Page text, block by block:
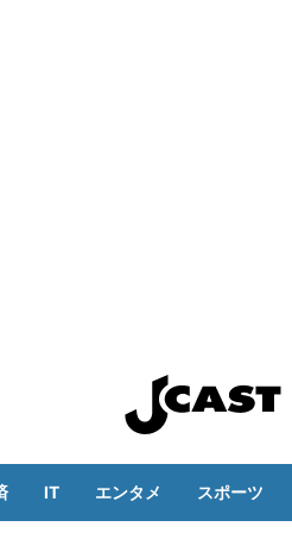
IT エンタメ スポーツ